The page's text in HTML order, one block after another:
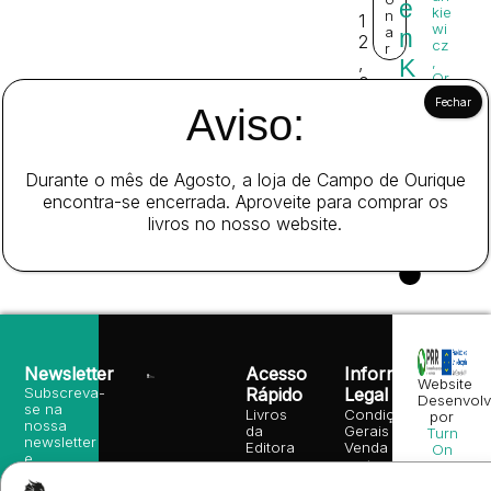
1
2
0
n
a
r
e
n
K
kie
wi
cz
Or
so
n
Acesso
Rápido
Livros
da
Editora
Books
Informação
Legal
Condições
Gerais de
Venda
Política de
Newsletter
Subscreva-
se na
nossa
newsletter
e
Website
por
Turn
On
Labs
Aviso:
Durante o mês de Agosto, a loja de Campo de Ourique
encontra-se encerrada. Aproveite para comprar os
livros no nosso website.